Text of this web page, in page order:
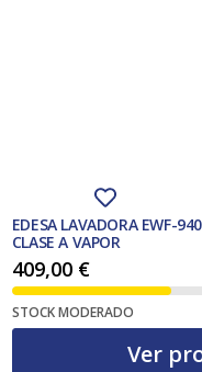
EDESA LAVADORA EWF-
CLASE A VAPOR
409,00 €
STOCK MODERADO
Ver